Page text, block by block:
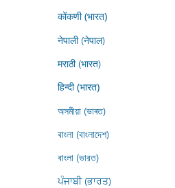
कोंकणी (भारत)
नेपाली (नेपाल)
मराठी (भारत)
हिन्दी (भारत)
অসমীয়া (ভাৰত)
বাংলা (বাংলাদেশ)
বাংলা (ভারত)
ਪੰਜਾਬੀ (ਭਾਰਤ)